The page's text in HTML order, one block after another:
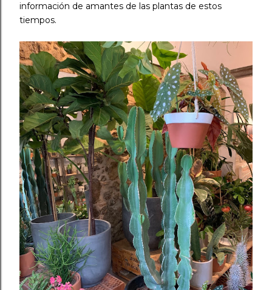
información de amantes de las plantas de estos
tiempos.